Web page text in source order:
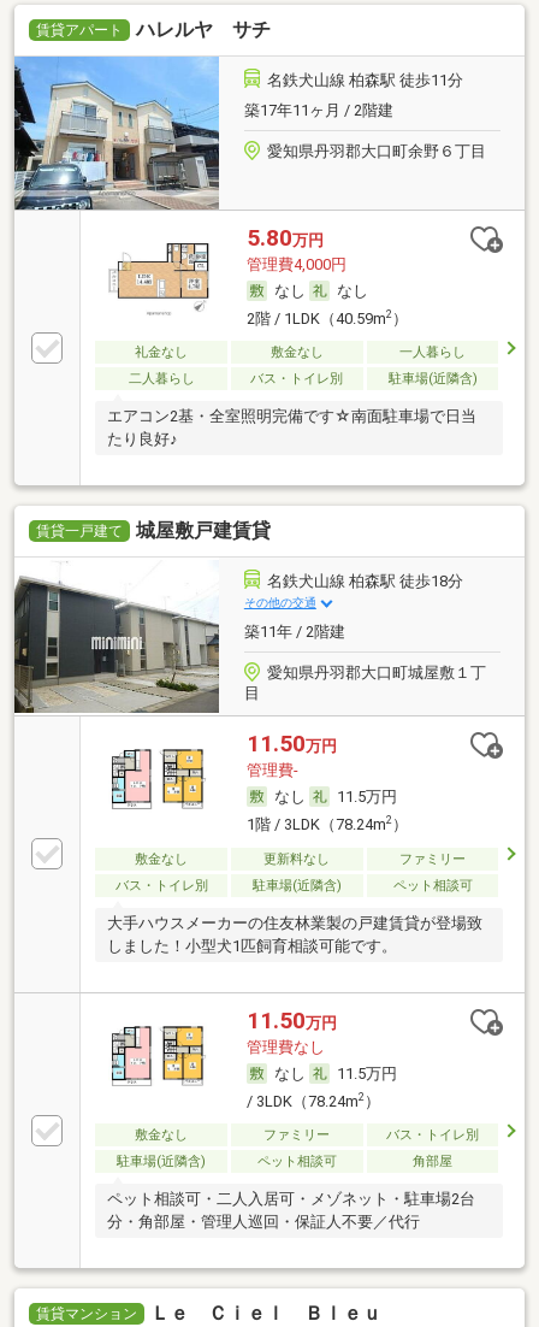
賃貸アパート ハレルヤ サチ
名鉄犬山線 柏森駅 徒歩11分
築17年11ヶ月 / 2階建
愛知県丹羽郡大口町余野６丁目
5.80万円
管理費4,000円
なし
なし
2階 / 1LDK（40.59m2）
礼金なし 敷金なし
一人暮らし
二人暮らし
バス・トイレ別 駐車場(近隣含)
エアコン2基・全室照明完備です☆南面駐車場で日当
たり良好♪
賃貸一戸建て 城屋敷戸建賃貸
名鉄犬山線 柏森駅 徒歩18分
その他の交通
築11年 / 2階建
愛知県丹羽郡大口町城屋敷１丁
目
11.50万円
管理費-
なし
11.5万円
1階 / 3LDK（78.24m2）
敷金なし 更新料なし
ファミリー
バス・トイレ別
駐車場(近隣含) ペット相談可
大手ハウスメーカーの住友林業製の戸建賃貸が登場致
しました！小型犬1匹飼育相談可能です。
11.50万円
管理費なし
なし
11.5万円
/ 3LDK（78.24m2）
敷金なし ファミリー
バス・トイレ別
駐車場(近隣含)
ペット相談可 角部屋
ペット相談可・二人入居可・メゾネット・駐車場2台
分・角部屋・管理人巡回・保証人不要／代行
賃貸マンション Ｌｅ Ｃｉｅｌ Ｂｌｅｕ